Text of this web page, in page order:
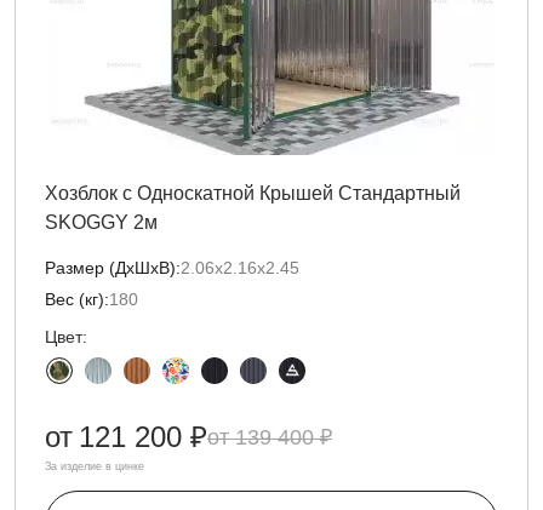
Хозблок с Односкатной Крышей Стандартный
SKOGGY 2м
Размер (ДxШxВ):2.06х2.16х2.45
Вес (кг):180
Цвет:
139 400 ₽
от 121 200 ₽
За изделие в цинке